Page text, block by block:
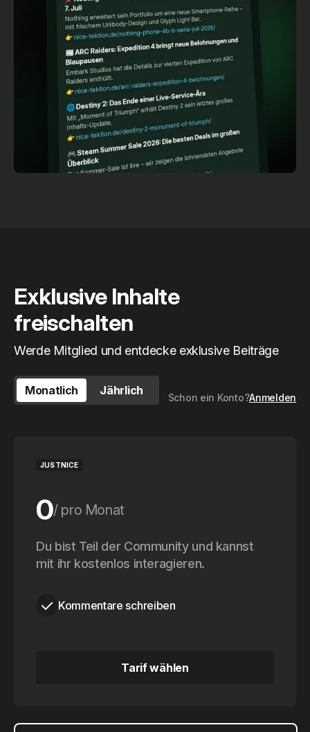
Exklusive Inhalte
freischalten
Werde Mitglied und entdecke exklusive Beiträge
Monatlich Jährlich
Schon ein Konto?Anmelden
JUSTNICE
0 pro Monat
0 pro Jahr
Du bist Teil der Community und kannst
mit ihr kostenlos interagieren.
Kommentare schreiben
Tarif wählen